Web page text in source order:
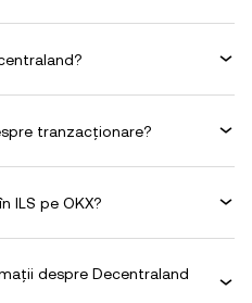
tranzacționare?
ILS pe OKX?
despre Decentraland